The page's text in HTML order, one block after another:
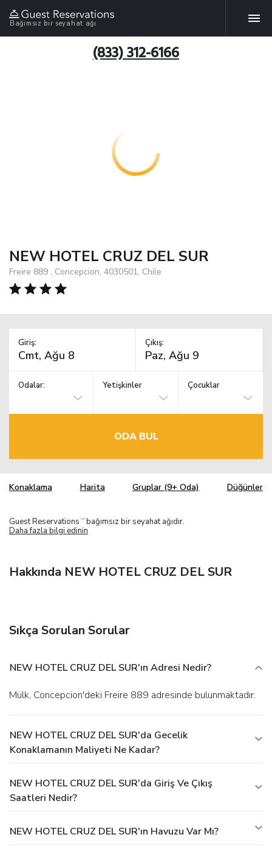
Bağımsız bir seyahat ağı
(833) 312-6166
NEW HOTEL CRUZ DEL SUR
Freire 889 , Concepcion, 4030501, Chile
Giriş: Çıkış:
Odalar: Yetişkinler Çocuklar
ODA BUL
Konaklama Harita Gruplar (9+ Oda) Düğünler
Guest Reservations TM bağımsız bir seyahat ağıdır.
Daha fazla bilgi edinin
Hakkında NEW HOTEL CRUZ DEL SUR
Sıkça Sorulan Sorular
NEW HOTEL CRUZ DEL SUR'ın Adresi Nedir?
Mülk, Concepcion'deki Freire 889 adresinde bulunmaktadır.
NEW HOTEL CRUZ DEL SUR'da Gecelik
Konaklamanın Maliyeti Ne Kadar?
NEW HOTEL CRUZ DEL SUR'da Giriş Ve Çıkış
Saatleri Nedir?
NEW HOTEL CRUZ DEL SUR'ın Havuzu Var Mı?